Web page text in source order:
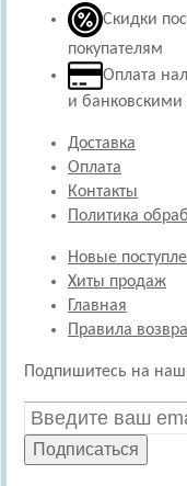
Скидки
покупателям
Оплата
и банковскими
Доставка
Оплата
Контакты
Политика
Новые
Хиты продаж
Главная
Правила
Подпишитесь на
Подписаться